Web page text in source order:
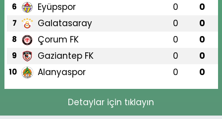
6 Eyüpspor 0 0
7 Galatasaray 0 0
8 Çorum FK 0 0
9 Gaziantep FK 0 0
10 Alanyaspor 0 0
Detaylar için tıklayın